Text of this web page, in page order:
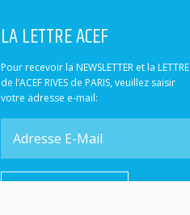
LA LETTRE ACEF
Pour recevoir la NEWSLETTER et la LETTRE
de l’ACEF RIVES de PARIS, veuillez saisir
votre adresse e-mail: